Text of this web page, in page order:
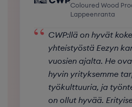
Coloured Wood
Lappeenranta
“ CWP:llä on hyvät
yhteistyöstä Eezyn
vuosien ajalta. He
hyvin yrityksemme
työkulttuuria, ja
on ollut hyvää.